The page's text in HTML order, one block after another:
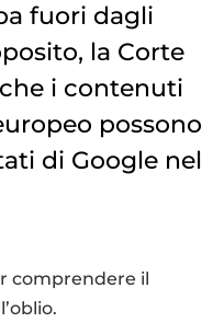
fuori dagli
la Corte
i contenuti
possono
di Google nel
comprendere il